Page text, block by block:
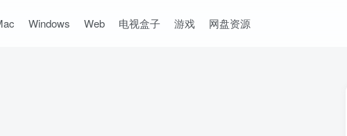
Windows Web 电视盒子 游戏 网盘资源